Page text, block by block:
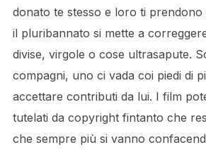
donato te stesso e loro ti prendono
il pluribannato si mette a
divise, virgole o cose ultrasapute.
compagni, uno ci vada coi piedi di
accettare contributi da lui. I film
tutelati da copyright fintanto che
che sempre più si vanno